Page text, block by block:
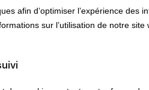
afin d’optimiser l’expérience des
sur l’utilisation de notre